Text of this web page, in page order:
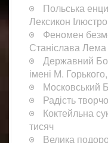
Польська
Лексикон
Феномен
Станіслава
Державний
імені М.
Московський
Радість
Коктейльна
тисяч
Велика